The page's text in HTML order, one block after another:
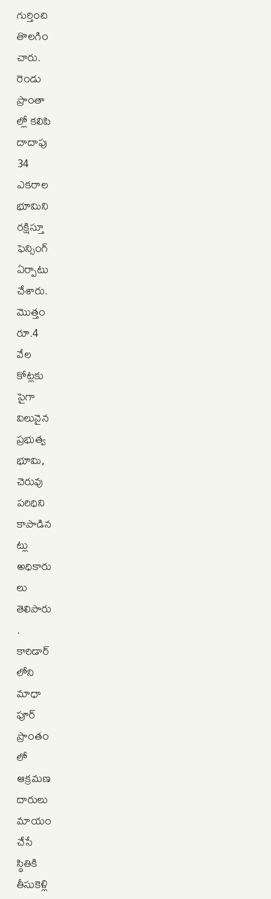
గుర్తించి
తొలగిం
చారు.
రెండు
ప్రాంతా
ల్లో కలిపి
దాదాపు
34
ఎకరాల
భూమిని
రక్షిస్తూ
ఫెన్సింగ్‌
ఏర్పాటు
చేశారు.
మొత్తం
రూ.4
వేల
కోట్లకు
పైగా
విలువైన
ప్రభుత్వ
భూమి,
చెరువు
పరిధిని
కాపాడిన
ట్లు
అధికారు
లు
తెలిపారు
.
కారిడార్‌
లోని
మాధా
పూర్‌
ప్రాంతం
లో
ఆక్రమణ
దారులు
మాయం
చేసే
స్థితికి
తీసుకెళ్లి